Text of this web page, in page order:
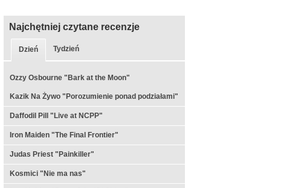
Najchętniej czytane recenzje
Dzień Tydzień
Ozzy Osbourne "Bark at the Moon"
Kazik Na Żywo "Porozumienie ponad podziałami"
Daffodil Pill "Live at NCPP"
Iron Maiden "The Final Frontier"
Judas Priest "Painkiller"
Kosmici "Nie ma nas"